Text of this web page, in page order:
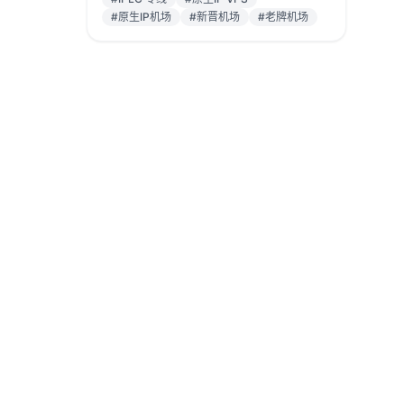
#原生IP机场
#新晋机场 #老牌机场